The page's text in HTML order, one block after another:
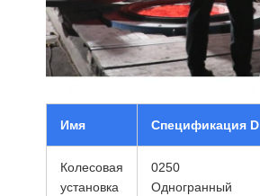
Имя Спецификация D
Колесовая
установка
0250
Одногранный